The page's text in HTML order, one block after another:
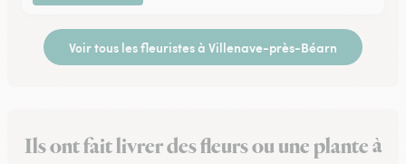
Voir tous les fleuristes à Villenave-près-Béarn
Ils ont fait livrer des fleurs ou une plante à